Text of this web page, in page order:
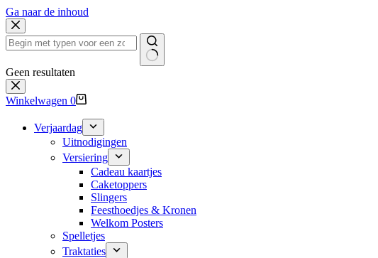
Ga naar de inhoud
Geen resultaten
Winkelwagen 0
Verjaardag
Uitnodigingen
Versiering
Cadeau kaartjes
Caketoppers
Slingers
Feesthoedjes & Kronen
Welkom Posters
Spelletjes
Traktaties